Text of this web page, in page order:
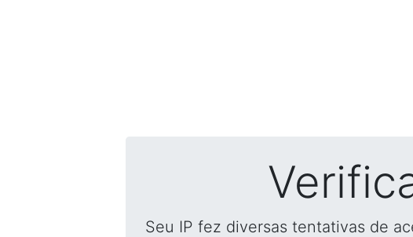
Seu IP fez diversas tentativas de